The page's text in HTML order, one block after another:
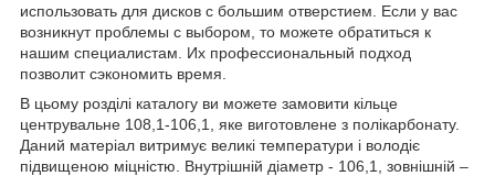
использовать для дисков с большим отверстием. Если у вас
возникнут проблемы с выбором, то можете обратиться к
нашим специалистам. Их профессиональный подход
позволит сэкономить время.
В цьому розділі каталогу ви можете замовити кільце
центрувальне 108,1-106,1, яке виготовлене з полікарбонату.
Даний матеріал витримує великі температури і володіє
підвищеною міцністю. Внутрішній діаметр - 106,1, зовнішній –